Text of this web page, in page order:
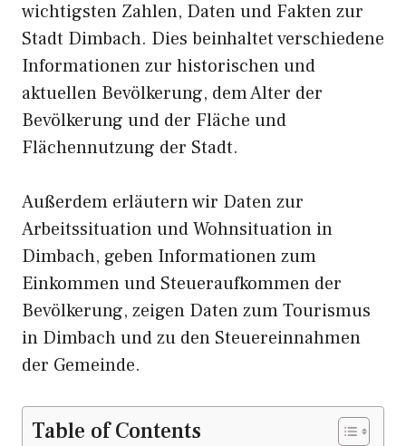
wichtigsten Zahlen, Daten und Fakten zur
Stadt Dimbach. Dies beinhaltet verschiedene
Informationen zur historischen und
aktuellen Bevölkerung, dem Alter der
Bevölkerung und der Fläche und
Flächennutzung der Stadt.
Außerdem erläutern wir Daten zur
Arbeitssituation und Wohnsituation in
Dimbach, geben Informationen zum
Einkommen und Steueraufkommen der
Bevölkerung, zeigen Daten zum Tourismus
in Dimbach und zu den Steuereinnahmen
der Gemeinde.
Table of Contents